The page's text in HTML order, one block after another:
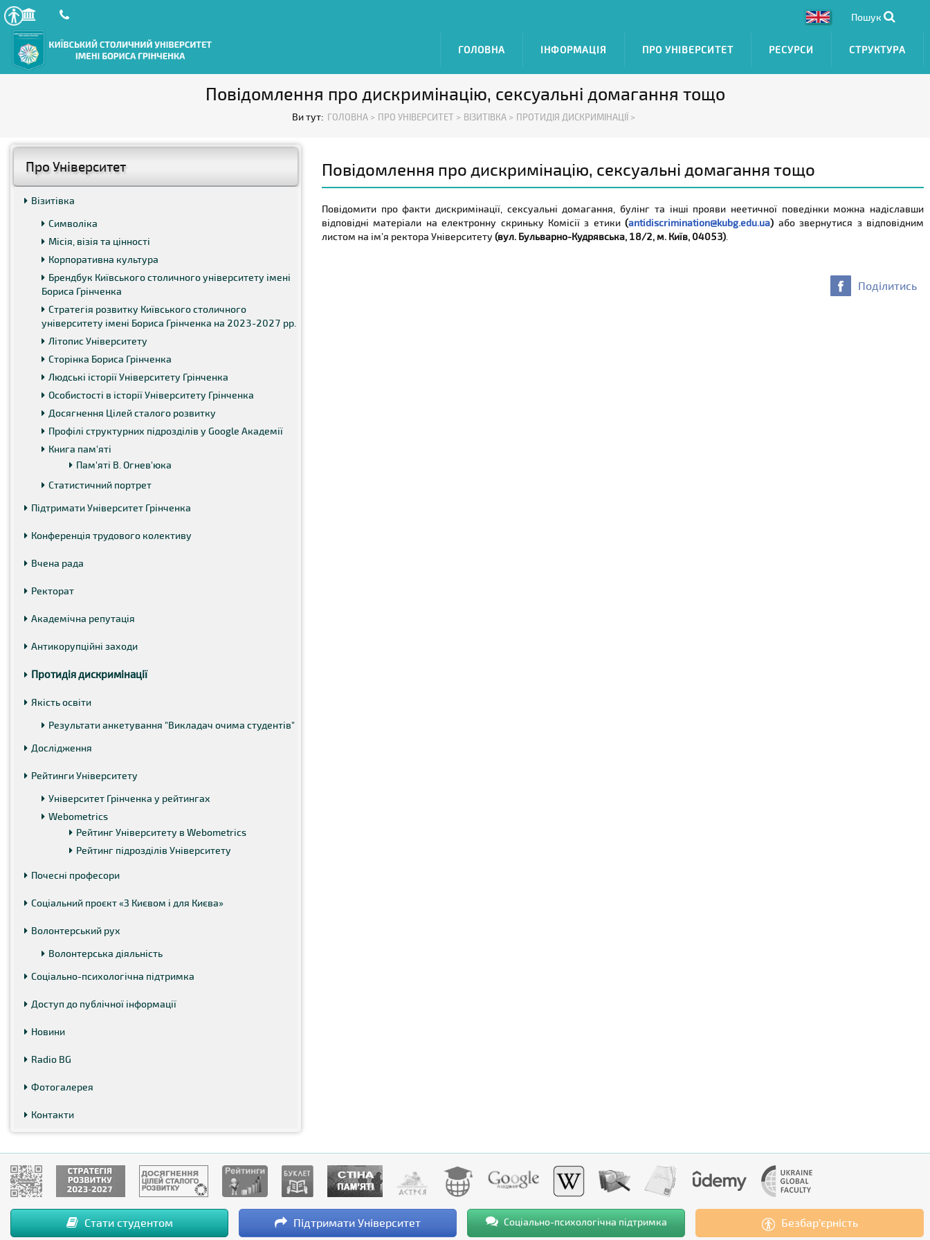
Пошук
ГОЛОВНА ІНФОРМАЦІЯ ПРО УНІВЕРСИТЕТ РЕСУРСИ СТРУКТУРА
Повідомлення про дискримінацію, сексуальні домагання тощо
Ви тут: ГОЛОВНА > ПРО УНІВЕРСИТЕТ > ВІЗИТІВКА > ПРОТИДІЯ ДИСКРИМІНАЦІЇ >
Про Університет
Візитівка
Символіка
Місія, візія та цінності
Корпоративна культура
Брендбук Київського столичного університету імені
Бориса Грінченка
Стратегія розвитку Київського столичного
університету імені Бориса Грінченка на 2023-2027 рр.
Літопис Університету
Сторінка Бориса Грінченка
Людські історії Університету Грінченка
Особистості в історії Університету Грінченка
Досягнення Цілей сталого розвитку
Профілі структурних підрозділів у Google Академії
Книга пам'яті
Пам'яті В. Огнев'юка
Статистичний портрет
Підтримати Університет Грінченка
Конференція трудового колективу
Вчена рада
Ректорат
Академічна репутація
Антикорупційні заходи
Протидія дискримінації
Якість освіти
Результати анкетування "Викладач очима студентів"
Дослідження
Рейтинги Університету
Університет Грінченка у рейтингах
Webometrics
Рейтинг Університету в Webometrics
Рейтинг підрозділів Університету
Почесні професори
Соціальний проєкт «З Києвом і для Києва»
Волонтерський рух
Волонтерська діяльність
Соціально-психологічна підтримка
Доступ до публічної інформації
Новини
Radio BG
Фотогалерея
Контакти
Повідомлення про дискримінацію, сексуальні домагання тощо
Повідомити про факти дискримінації, сексуальні домагання, булінг та інші прояви неетичної поведінки можна надіславши
відповідні матеріали на електронну скриньку Комісії з етики(antidiscrimination@kubg.edu.ua) або звернутися з відповідним
листом на ім’я ректора Університету (вул. Бульварно-Кудрявська, 18/2, м. Київ, 04053)
Поділитись
Стати студентом Підтримати Університет Соціально-психологічна підтримка Безбар’єрність